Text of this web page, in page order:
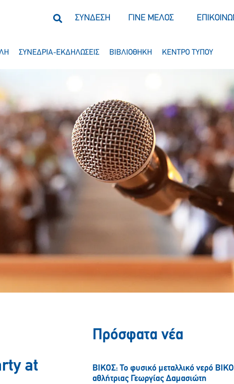
ΣΥΝΔΕΣΗ ΓΙΝΕ ΜΕΛΟΣ
ΣΥΝΕΔΡΙΑ-ΕΚΔΗΛΩΣΕΙΣ ΒΙΒΛΙΟΘΗΚΗ ΚΕΝΤΡΟ ΤΥΠΟΥ
at
Πρόσφατα νέα
ΒΙΚΟΣ: Το φυσικό μεταλλικό νερό
αθλήτριας Γεωργίας Δαμασιώτη